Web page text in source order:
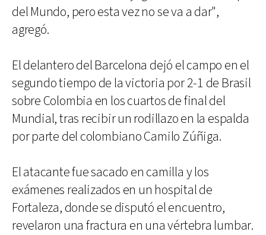
del Mundo, pero esta vez no se va a dar",
agregó.
El delantero del Barcelona dejó el campo en el
segundo tiempo de la victoria por 2-1 de Brasil
sobre Colombia en los cuartos de final del
Mundial, tras recibir un rodillazo en la espalda
por parte del colombiano Camilo Zúñiga.
El atacante fue sacado en camilla y los
exámenes realizados en un hospital de
Fortaleza, donde se disputó el encuentro,
revelaron una fractura en una vértebra lumbar.